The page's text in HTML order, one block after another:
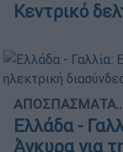
Κεντρικό
Ελλάδα -
Άγκυρα για